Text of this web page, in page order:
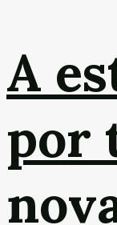
A
por